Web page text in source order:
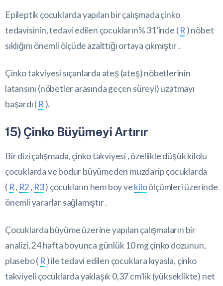
Epileptik çocuklarda yapılan bir çalışmada çinko
tedavisinin, tedavi edilen çocukların% 31’inde (R ) nöbet
sıklığını önemli ölçüde azalttığı ortaya çıkmıştır .
Çinko takviyesi sıçanlarda ateş (ateş) nöbetlerinin
latansını (nöbetler arasında geçen süreyi) uzatmayı
başardı ( R ).
15) Çinko Büyümeyi Artırır
Bir dizi çalışmada, çinko takviyesi , özellikle düşük kilolu
çocuklarda ve bodur büyümeden muzdarip çocuklarda
( R, R2, R3) çocukların hem boy vekiloölçümleri üzerinde
önemli yararlar sağlamıştır .
Çocuklarda büyüme üzerine yapılan çalışmaların bir
analizi, 24 hafta boyunca günlük 10 mg çinko dozunun,
plasebo ( R ) ile tedavi edilen çocuklara kıyasla, çinko
takviyeli çocuklarda yaklaşık 0,37 cm’lik (yükseklikte) net